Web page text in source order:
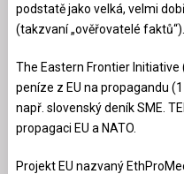
podstatě jako velká, velmi
(takzvaní „ověřovatelé faktů“).
The Eastern Frontier Initiative
peníze z EU na propagandu
např. slovenský deník SME.
propagaci EU a NATO.
Projekt EU nazvaný